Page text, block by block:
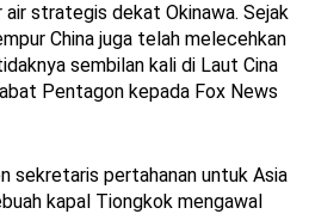
strategis dekat Okinawa. Sejak
China juga telah melecehkan
sembilan kali di Laut Cina
Pentagon kepada Fox News
sekretaris pertahanan untuk Asia
kapal Tiongkok mengawal